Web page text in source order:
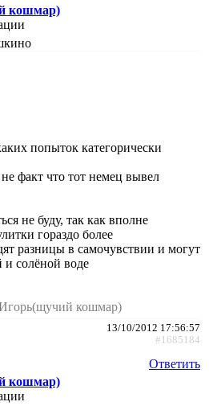
кошмар)
попыток категорически
факт что тот немец вывел
не буду, так как вполне
гораздо более
разницы в самочувствии и могут
и солёной воде
кошмар)
13/10/2012 17:56:57
#1685184
Ответить
кошмар)